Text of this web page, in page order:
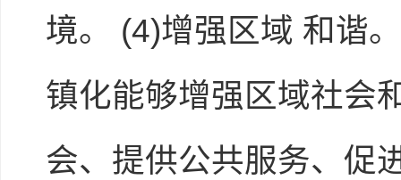
境。 (4)增强区域 和谐
镇化能够增强区域社会
会、提供公共服务、促